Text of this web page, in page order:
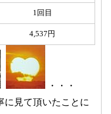
1回目
4,537円
・・・
に見て頂いたことに